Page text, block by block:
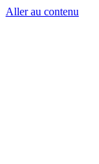
Aller au contenu